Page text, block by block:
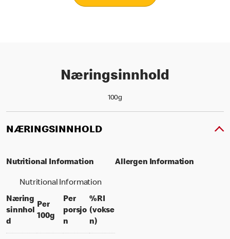
Næringsinnhold
100g
NÆRINGSINNHOLD
Nutritional Information
Nutritional Information
Næring
sinnhol
d
Per
100gper 100 grams
Per
porsjo
nper portion
%RI
(vokse
n)% daily value for an adult
Allergen Information